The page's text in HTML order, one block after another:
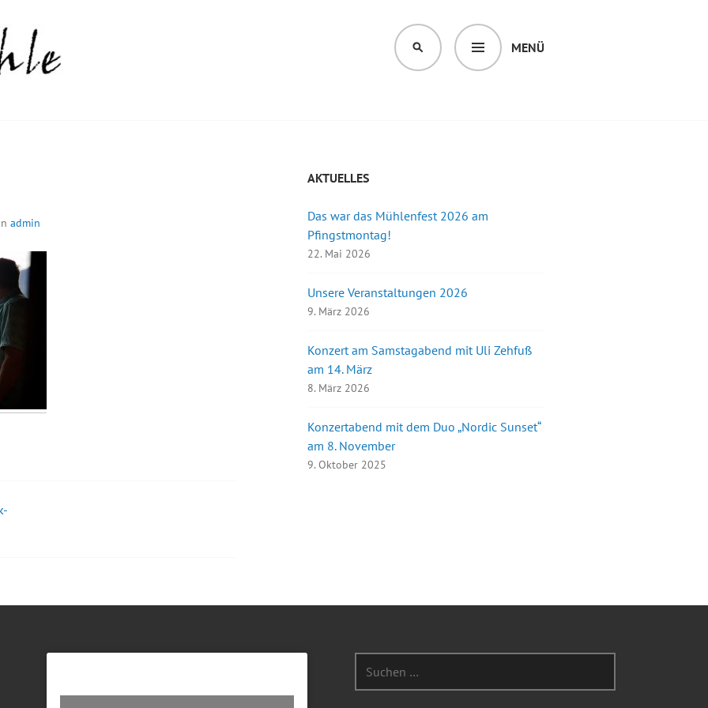
MENÜ
SUCHEN
admin
AKTUELLES
Das war das Mühlenfest 2026 am
Pfingstmontag!
22. Mai 2026
Unsere Veranstaltungen 2026
9. März 2026
Konzert am Samstagabend mit Uli Zehfuß
am 14. März
8. März 2026
Konzertabend mit dem Duo „Nordic Sunset“
am 8. November
9. Oktober 2025
nach: